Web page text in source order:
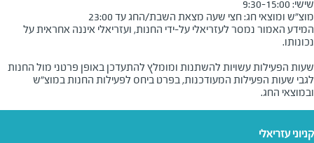
מוצ״ש ומוצאי חג: חצי שעה מצאת השבת/החג עד 23:00
המידע האמור נמסר לעזריאלי על-ידי החנות, ועזריאלי איננה אחראית על
שעות הפעילות עשויות להשתנות ומומלץ להתעדכן באופן פרטני מול החנות
לגבי שעות הפעילות המעודכנות, בפרט ביחס לפעילות החנות במוצ"ש
ובמוצאי החג.
קניוני עזריאלי